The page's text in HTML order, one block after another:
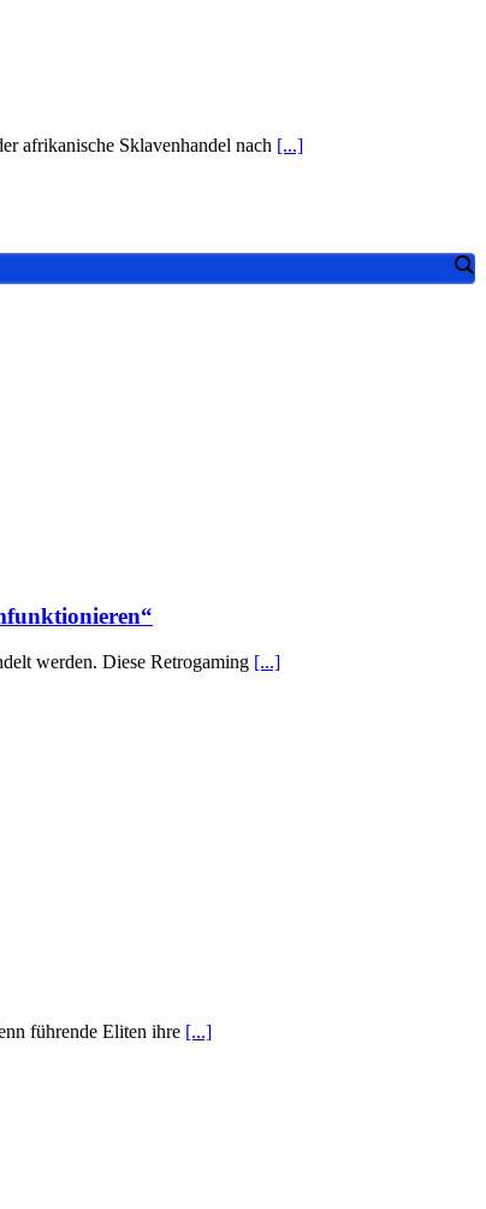
afrikanische Sklavenhandel nach [...]
werden. Diese Retrogaming [...]
führende Eliten ihre [...]